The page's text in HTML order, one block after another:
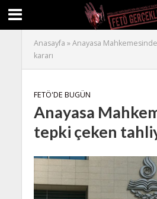
Anasayfa »Anayasa
kararı
FETÖ'DE BUGÜN
Anayasa
tepki çeken